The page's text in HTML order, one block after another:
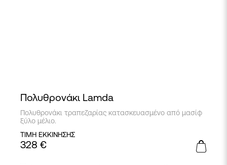
Πολυθρονάκι Lamda
Πολυθρονάκι τραπεζαρίας κατασκευασμένο από μασίφ
ξύλο μέλιο.
ΤΙΜΗ ΕΚΚΙΝΗΣΗΣ
328 €